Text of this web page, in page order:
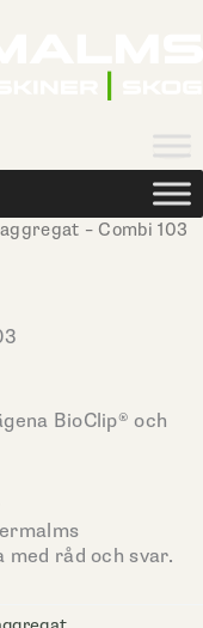
– Combi 103
BioClip® och
med råd och svar.